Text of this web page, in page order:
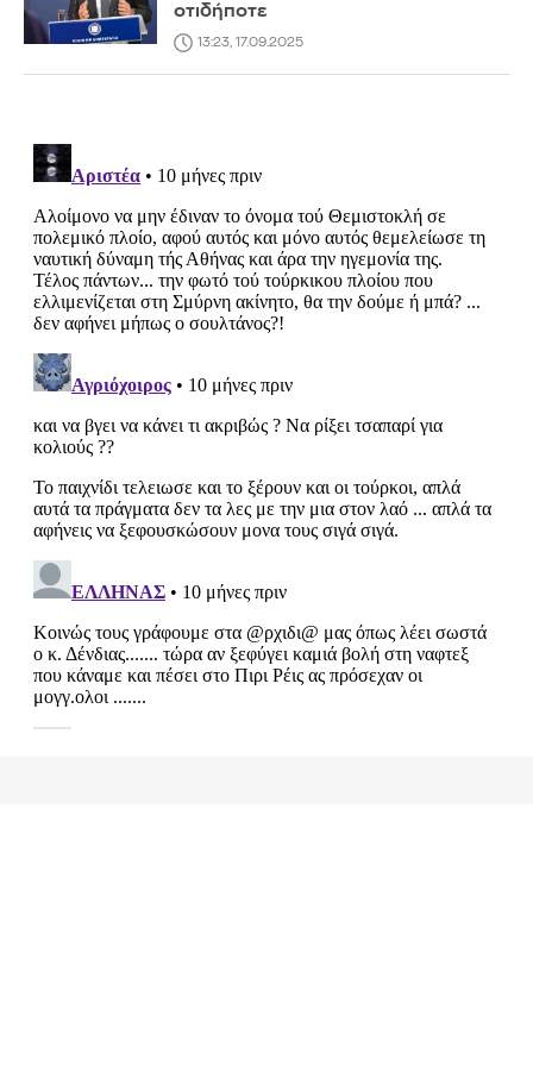
οτιδήποτε
13:23, 17.09.2025